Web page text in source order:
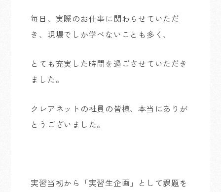
毎日、実際のお仕事に関わらせていただ
き、現場でしか学べないことも多く、
とても充実した時間を過ごさせていただき
ました。
クレアネットの社員の皆様、本当にありが
とうございました。
実習当初から「実習生企画」として課題を